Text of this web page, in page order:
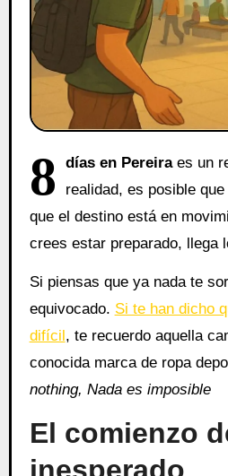
8 días en Pereira es un
realidad, es posible
que el destino está en
crees estar preparado, llega
Si piensas que ya nada te
equivocado. Si te han dicho
difícil, te recuerdo aquella
conocida marca de ropa
nothing, Nada es imposible
El comienzo
inesperado